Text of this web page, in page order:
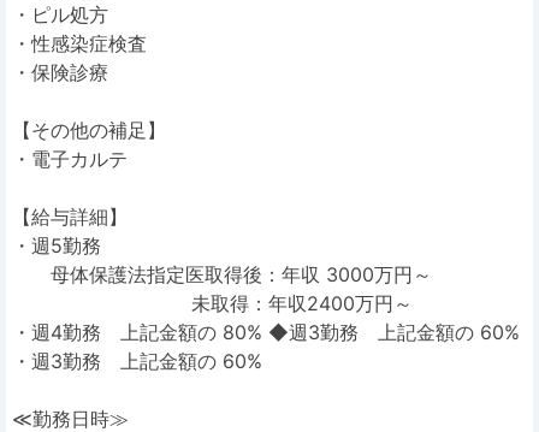
・ピル処方
・性感染症検査
・保険診療
【その他の補足】
・電子カルテ
【給与詳細】
・週5勤務
母体保護法指定医取得後：年収 3000万円～
未取得：年収2400万円～
・週4勤務 上記金額の 80% ◆週3勤務 上記金額の 60%
・週3勤務 上記金額の 60%
≪勤務日時≫